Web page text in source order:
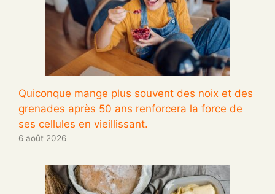
Quiconque mange plus souvent des noix et des
grenades après 50 ans renforcera la force de
ses cellules en vieillissant.
6 août 2026